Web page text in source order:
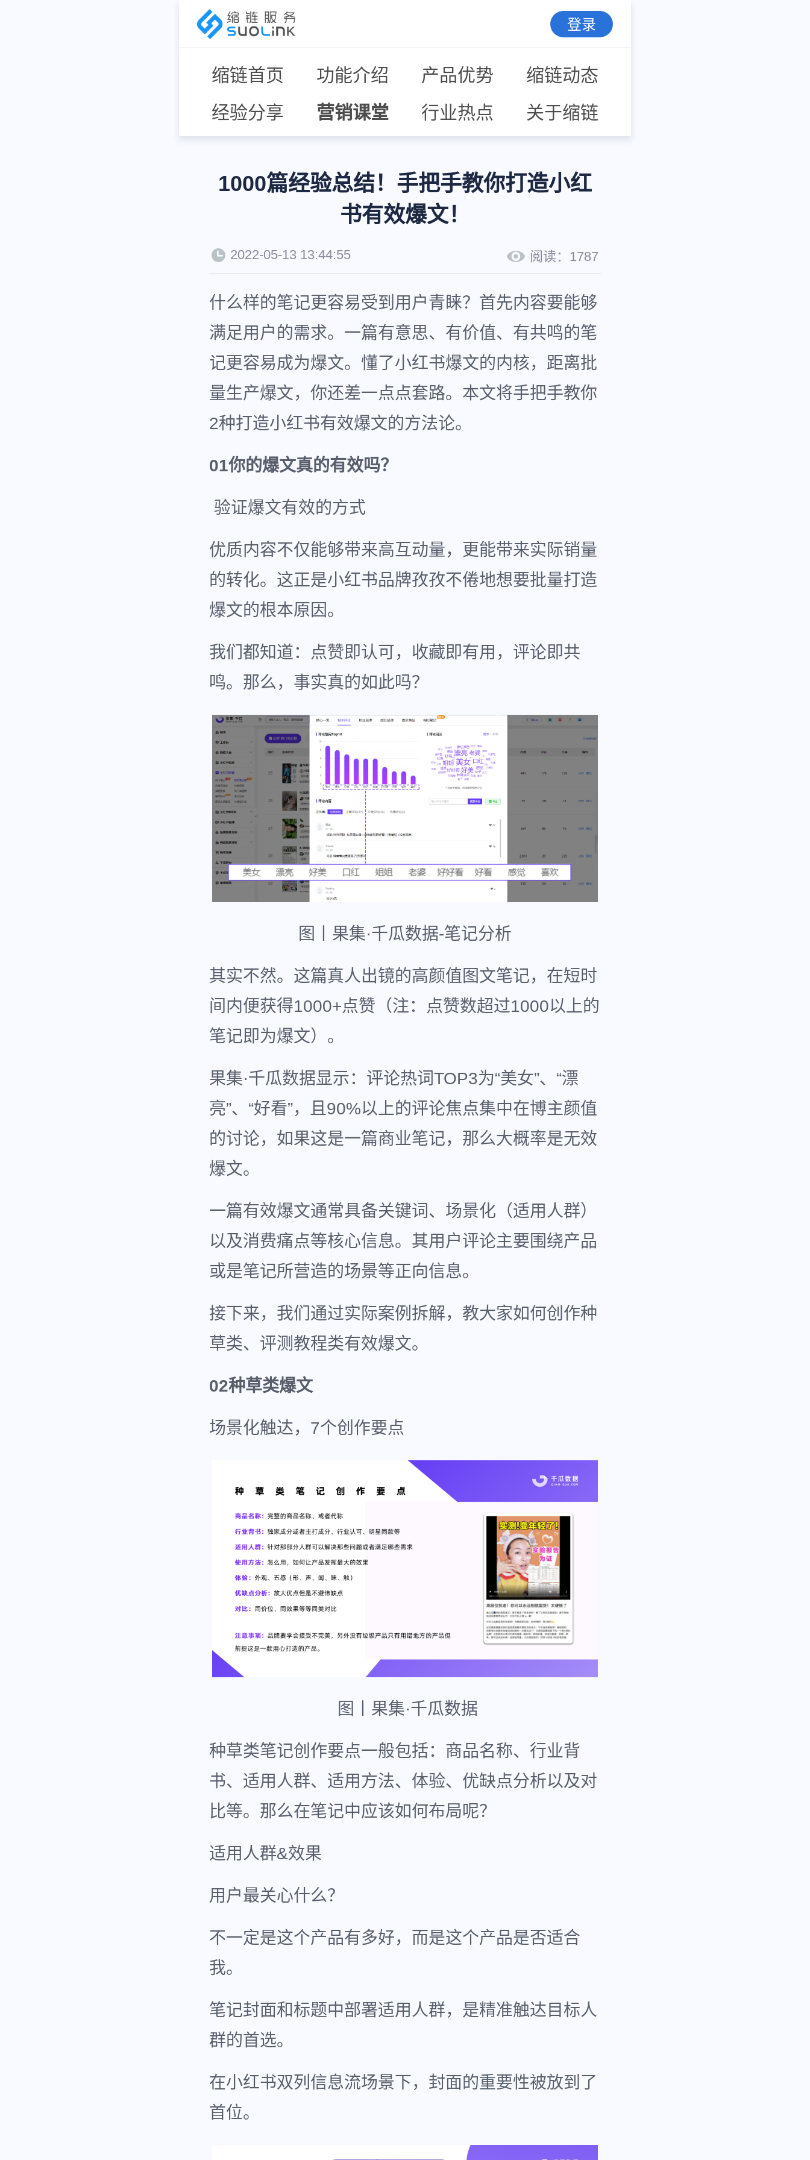
登录
缩链首页 功能介绍 产品优势
缩链动态
经验分享
营销课堂 行业热点 关于缩链
1000篇经验总结！手把手教你打造小红
书有效爆文！
2022-05-13 13:44:55 阅读： 1787
什么样的笔记更容易受到用户青睐？首先内容要能够
满足用户的需求。一篇有意思、有价值、有共鸣的笔
记更容易成为爆文。懂了小红书爆文的内核，距离批
量生产爆文，你还差一点点套路。本文将手把手教你
2种打造小红书有效爆文的方法论。
01你的爆文真的有效吗？
验证爆文有效的方式
优质内容不仅能够带来高互动量，更能带来实际销量
的转化。这正是小红书品牌孜孜不倦地想要批量打造
爆文的根本原因。
我们都知道：点赞即认可，收藏即有用，评论即共
鸣。那么，事实真的如此吗？
图丨果集·千瓜数据-笔记分析
其实不然。这篇真人出镜的高颜值图文笔记，在短时
间内便获得1000+点赞（注：点赞数超过1000以上的
笔记即为爆文）。
果集·千瓜数据显示：评论热词TOP3为“美女”、“漂
亮”、“好看”，且90%以上的评论焦点集中在博主颜值
的讨论，如果这是一篇商业笔记，那么大概率是无效
爆文。
一篇有效爆文通常具备关键词、场景化（适用人群）
以及消费痛点等核心信息。其用户评论主要围绕产品
或是笔记所营造的场景等正向信息。
接下来，我们通过实际案例拆解，教大家如何创作种
草类、评测教程类有效爆文。
02种草类爆文
场景化触达，7个创作要点
图丨果集·千瓜数据
种草类笔记创作要点一般包括：商品名称、行业背
书、适用人群、适用方法、体验、优缺点分析以及对
比等。那么在笔记中应该如何布局呢？
适用人群&效果
用户最关心什么？
不一定是这个产品有多好，而是这个产品是否适合
我。
笔记封面和标题中部署适用人群，是精准触达目标人
群的首选。
在小红书双列信息流场景下，封面的重要性被放到了
首位。